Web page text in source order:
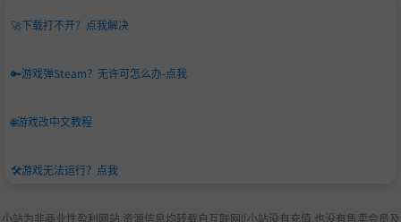
🚀下载打不开？点我解决
🔑游戏弹Steam？无许可怎么办-点我
🌐游戏改中文教程
🛠️游戏无法运行？点我
小站为非商业性盈利网站,资源信息均转载自互联网|[小站没有充值.也没有售卖会员及